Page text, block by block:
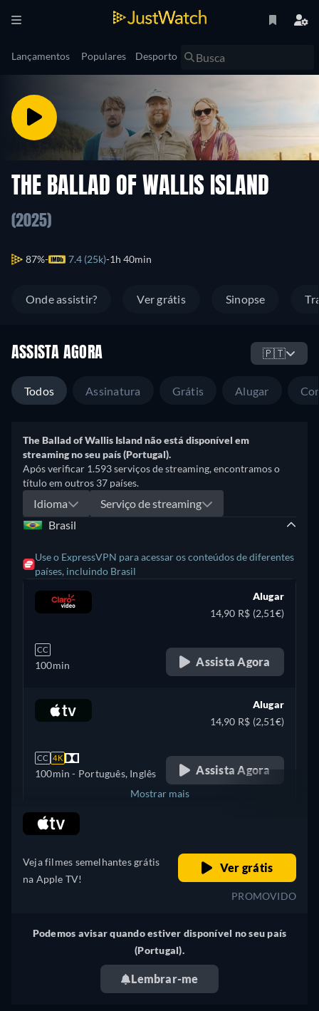
Lançamentos Populares Desporto
THE BALLAD OF WALLIS ISLAND
(2025)
87% 7.4 (25k) 1h 40min
Onde assistir? Ver grátis Sinopse
ASSISTA AGORA 🇵🇹
Todos Assinatura Grátis Alugar
The Ballad of Wallis Island não está disponível em
streaming no seu país (Portugal).
Após verificar 1.593 serviços de streaming, encontramos o
título em outros 37 países.
Idioma
Serviço de streaming
Brasil
Use o ExpressVPN para acessar os conteúdos de diferentes
países, incluindo Brasil
CC
100min
Alugar
14,90 R$ (2,51€)
Assista Agora
CC 4K
100min - Português, Inglês
Alugar
14,90 R$ (2,51€)
Assista Agora
Estados Unidos
Mostrar mais
Veja filmes semelhantes grátis
na Apple TV!
Ver grátis
PROMOVIDO
Podemos avisar quando estiver disponível no seu país
(Portugal).
Lembrar-me